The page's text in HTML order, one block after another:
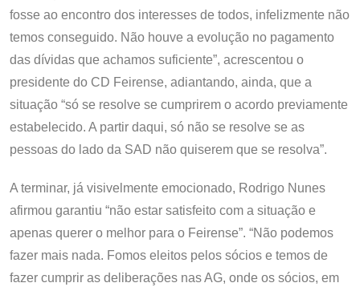
fosse ao encontro dos interesses de todos, infelizmente não
temos conseguido. Não houve a evolução no pagamento
das dívidas que achamos suficiente”, acrescentou o
presidente do CD Feirense, adiantando, ainda, que a
situação “só se resolve se cumprirem o acordo previamente
estabelecido. A partir daqui, só não se resolve se as
pessoas do lado da SAD não quiserem que se resolva”.
A terminar, já visivelmente emocionado, Rodrigo Nunes
afirmou garantiu “não estar satisfeito com a situação e
apenas querer o melhor para o Feirense”. “Não podemos
fazer mais nada. Fomos eleitos pelos sócios e temos de
fazer cumprir as deliberações nas AG, onde os sócios, em